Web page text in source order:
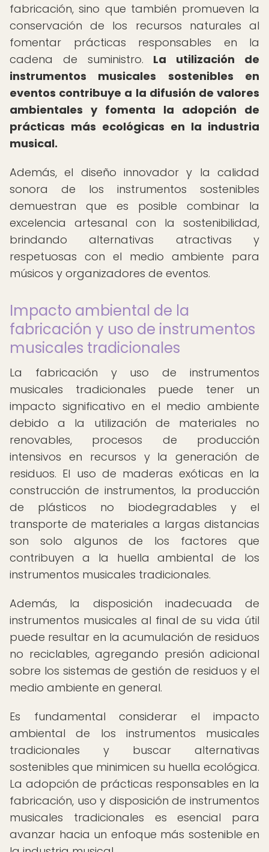
fabricación, sino que también promueven la
conservación de los recursos naturales al
fomentar prácticas responsables en la
cadena de suministro. La utilización de
instrumentos musicales sostenibles en
eventos contribuye a la difusión de valores
ambientales y fomenta la adopción de
prácticas más ecológicas en la industria
musical.
Además, el diseño innovador y la calidad
sonora de los instrumentos sostenibles
demuestran que es posible combinar la
excelencia artesanal con la sostenibilidad,
brindando alternativas atractivas y
respetuosas con el medio ambiente para
músicos y organizadores de eventos.
Impacto ambiental de la
fabricación y uso de instrumentos
musicales tradicionales
La fabricación y uso de instrumentos
musicales tradicionales puede tener un
impacto significativo en el medio ambiente
debido a la utilización de materiales no
renovables, procesos de producción
intensivos en recursos y la generación de
residuos. El uso de maderas exóticas en la
construcción de instrumentos, la producción
de plásticos no biodegradables y el
transporte de materiales a largas distancias
son solo algunos de los factores que
contribuyen a la huella ambiental de los
instrumentos musicales tradicionales.
Además, la disposición inadecuada de
instrumentos musicales al final de su vida útil
puede resultar en la acumulación de residuos
no reciclables, agregando presión adicional
sobre los sistemas de gestión de residuos y el
medio ambiente en general.
Es fundamental considerar el impacto
ambiental de los instrumentos musicales
tradicionales y buscar alternativas
sostenibles que minimicen su huella ecológica.
La adopción de prácticas responsables en la
fabricación, uso y disposición de instrumentos
musicales tradicionales es esencial para
avanzar hacia un enfoque más sostenible en